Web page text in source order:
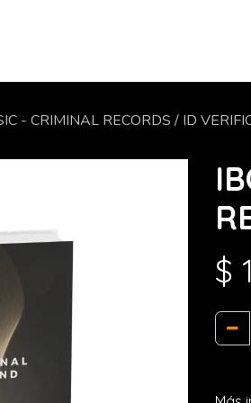
- CRIMINAL RECORDS / ID
$